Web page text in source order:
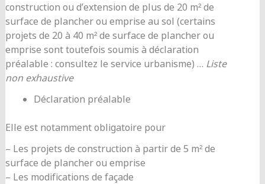
construction ou d’extension de plus de 20 m² de
surface de plancher ou emprise au sol (certains
projets de 20 à 40 m² de surface de plancher ou
emprise sont toutefois soumis à déclaration
préalable : consultez le service urbanisme) … Liste
non exhaustive
Déclaration préalable
Elle est notamment obligatoire pour
– Les projets de construction à partir de 5 m² de
surface de plancher ou emprise
– Les modifications de façade